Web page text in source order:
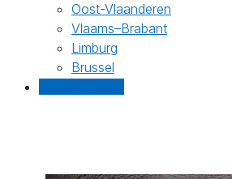
Oost-Vlaanderen
Vlaams–Brabant
Limburg
Brussel